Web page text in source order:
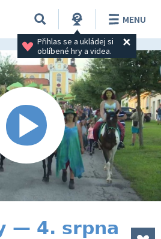
Přihlas se a ukládej si
oblíbené hry a videa.
MENU
— 4. srpna